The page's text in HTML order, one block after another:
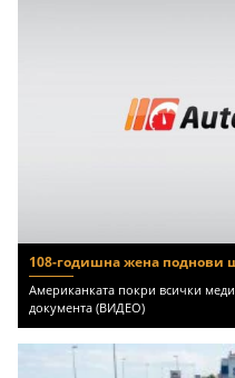
108-годишна жена поднови
Американката покри всички
документа (ВИДЕО)